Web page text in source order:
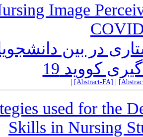
Image
در بین
کووید 19
[Abstract-FA]
used for the
Skills in Nursing